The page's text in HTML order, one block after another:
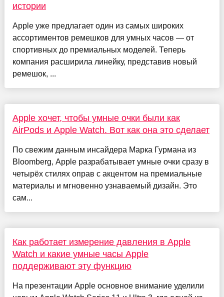
истории
Apple уже предлагает один из самых широких
ассортиментов ремешков для умных часов — от
спортивных до премиальных моделей. Теперь
компания расширила линейку, представив новый
ремешок, ...
Apple хочет, чтобы умные очки были как
AirPods и Apple Watch. Вот как она это сделает
По свежим данным инсайдера Марка Гурмана из
Bloomberg, Apple разрабатывает умные очки сразу в
четырёх стилях оправ с акцентом на премиальные
материалы и мгновенно узнаваемый дизайн. Это
сам...
Как работает измерение давления в Apple
Watch и какие умные часы Apple
поддерживают эту функцию
На презентации Apple основное внимание уделили